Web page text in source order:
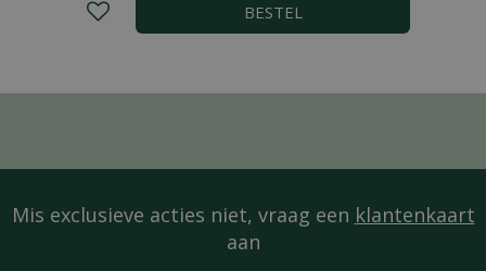
BESTEL
Mis exclusieve acties niet, vraag een klantenkaart
aan